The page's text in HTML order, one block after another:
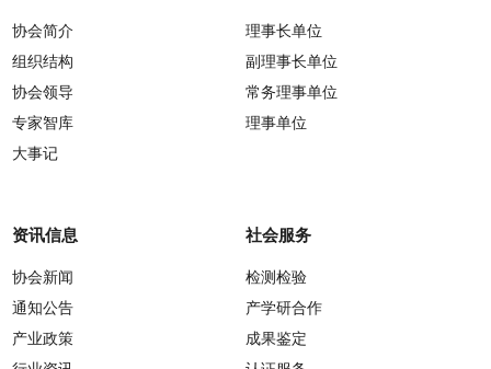
协会简介
组织结构
协会领导
专家智库
大事记
理事长单位
副理事长单位
常务理事单位
理事单位
资讯信息
协会新闻
通知公告
产业政策
社会服务
检测检验
产学研合作
成果鉴定